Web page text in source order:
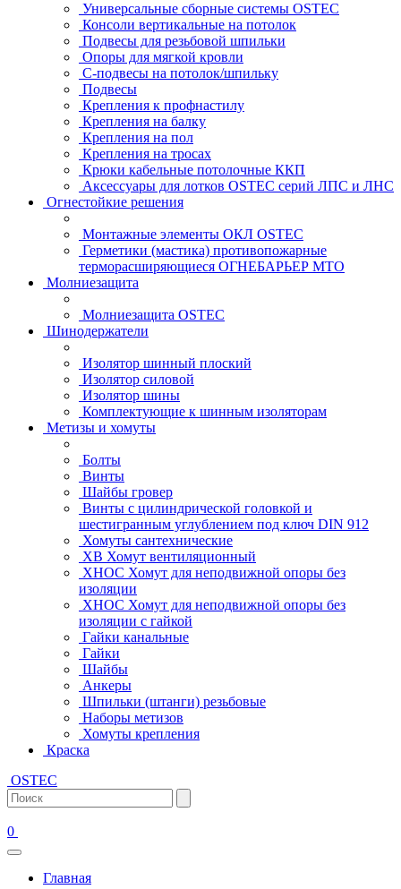
Универсальные сборные системы OSTEC
Консоли вертикальные на потолок
Подвесы для резьбовой шпильки
Опоры для мягкой кровли
С-подвесы на потолок/шпильку
Подвесы
Крепления к профнастилу
Крепления на балку
Крепления на пол
Крепления на тросах
Крюки кабельные потолочные ККП
Аксессуары для лотков OSTEC серий ЛПС и ЛНС
Огнестойкие решения
Монтажные элементы ОКЛ OSTEC
Герметики (мастика) противопожарные
терморасширяющиеся ОГНЕБАРЬЕР МТО
Молниезащита
Молниезащита OSTEC
Шинодержатели
Изолятор шинный плоский
Изолятор силовой
Изолятор шины
Комплектующие к шинным изоляторам
Метизы и хомуты
Болты
Винты
Шайбы гровер
Винты с цилиндрической головкой и
шестигранным углублением под ключ DIN 912
Хомуты сантехнические
ХВ Хомут вентиляционный
ХНОС Хомут для неподвижной опоры без
изоляции
ХНОС Хомут для неподвижной опоры без
изоляции с гайкой
Гайки канальные
Гайки
Шайбы
Анкеры
Шпильки (штанги) резьбовые
Наборы метизов
Хомуты крепления
Краска
OSTEC
0
Главная